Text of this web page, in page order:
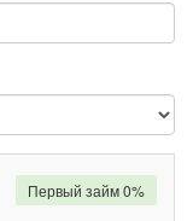
Первый займ 0%